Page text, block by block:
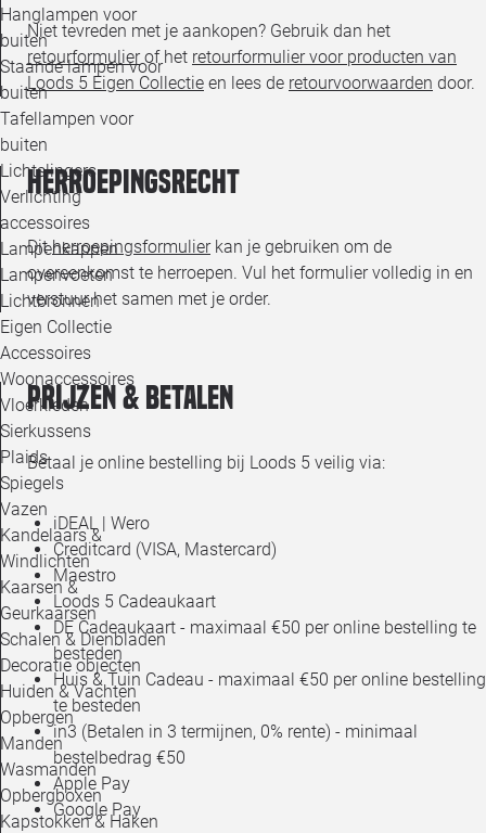
Hanglampen voor
buiten
Staande lampen voor
buiten
Tafellampen voor
buiten
Lichtslingers
Verlichting
accessoires
Lampenkappen
Lampenvoeten
Lichtbronnen
Eigen Collectie
Accessoires
Woonaccessoires
Vloerkleden
Sierkussens
Plaids
Spiegels
Vazen
Kandelaars &
Windlichten
Kaarsen &
Geurkaarsen
Schalen & Dienbladen
Decoratie objecten
Huiden & Vachten
Opbergen
Manden
Wasmanden
Opbergboxen
Kapstokken & Haken
Niet tevreden met je aankopen? Gebruik dan het
retourformulierof het retourformulier voor producten van
Loods 5 Eigen Collectie en lees de retourvoorwaarden door.
Herroepingsrecht
Ditherroepingsformulierkan je gebruiken om de
overeenkomst te herroepen. Vul het formulier volledig in en
verstuur het samen met je order.
Prijzen & betalen
Betaal je online bestelling bij Loods 5 veilig via:
iDEAL | Wero
Creditcard (VISA, Mastercard)
Maestro
Loods 5 Cadeaukaart
DE Cadeaukaart - maximaal €50 per online bestelling te
besteden
Huis & Tuin Cadeau - maximaal €50 per online bestelling
te besteden
in3 (Betalen in 3 termijnen, 0% rente) - minimaal
bestelbedrag €50
Apple Pay
Google Pay